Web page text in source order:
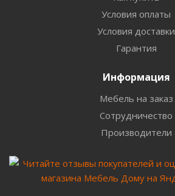
Условия оплаты
Условия доставки
Гарантия
Информация
Мебель на заказ
Сотрудничество
Производители